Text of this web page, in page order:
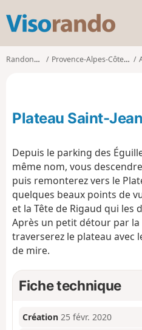
s
o
o
Randonnées Provence-Alpes-Côte d'Azur
Plateau Saint-Jean
Depuis le parking des
même nom, vous
puis remonterez vers le
quelques beaux points de
et la Tête de Rigaud qui les
Après un petit détour par la
traverserez le plateau avec
de mire.
Fiche technique
Création 25 févr. 2020